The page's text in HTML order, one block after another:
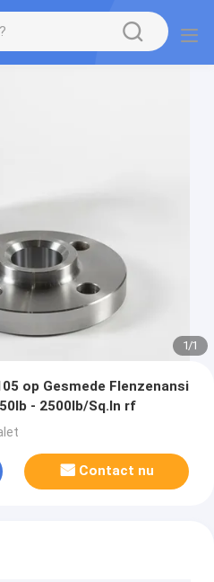
1/1
op Gesmede Flenzenansi
- 2500lb/Sq.In rf
Contact nu